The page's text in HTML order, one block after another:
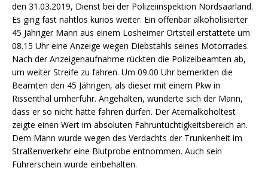
den 31.03.2019, Dienst bei der Polizeiinspektion Nordsaarland.
Es ging fast nahtlos kurios weiter. Ein offenbar alkoholisierter
45 Jähriger Mann aus einem Losheimer Ortsteil erstattete um
08.15 Uhr eine Anzeige wegen Diebstahls seines Motorrades.
Nach der Anzeigenaufnahme rückten die Polizeibeamten ab,
um weiter Streife zu fahren. Um 09.00 Uhr bemerkten die
Beamten den 45 Jährigen, als dieser mit einem Pkw in
Rissenthal umherfuhr. Angehalten, wunderte sich der Mann,
dass er so nicht hätte fahren dürfen. Der Atemalkoholtest
zeigte einen Wert im absoluten Fahruntüchtigkeitsbereich an.
Dem Mann wurde wegen des Verdachts der Trunkenheit im
Straßenverkehr eine Blutprobe entnommen. Auch sein
Führerschein wurde einbehalten.